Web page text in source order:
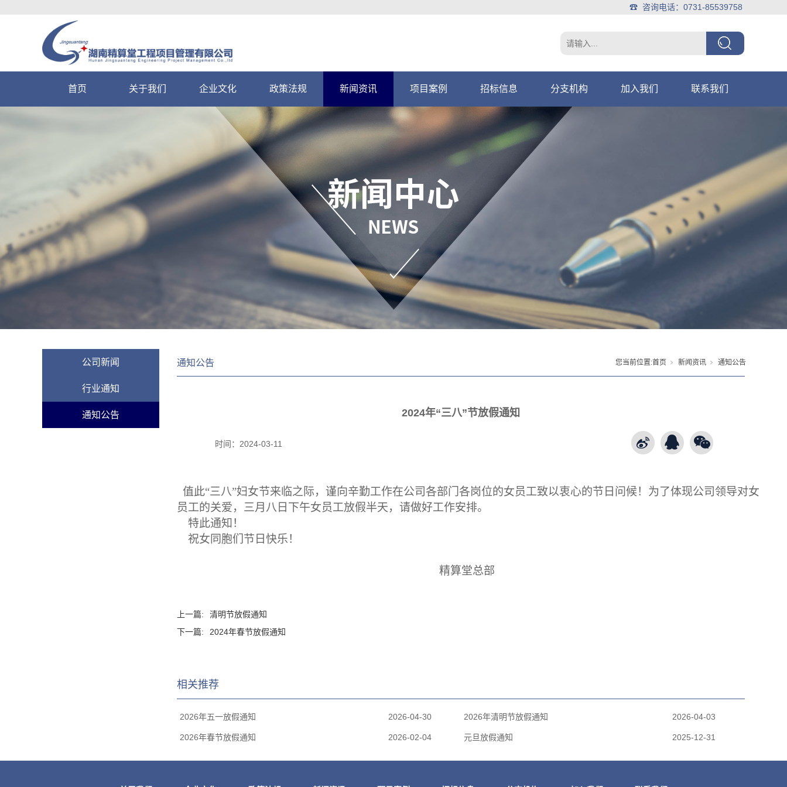
☎ 咨询电话：0731-85539758
首页 关于我们 企业文化 政策法规 新闻资讯 项目案例 招标信息 分支机构 加入我们 联系我们
公司新闻
行业通知
通知公告
通知公告 您当前位置:首页 新闻资讯 通知公告
2024年“三八”节放假通知
时间： 2024-03-11
值此“三八”妇女节来临之际，谨向辛勤工作在公司各部门各岗位的女员工致以衷心的节日问候！为了体现公司领导对女
员工的关爱，三月八日下午女员工放假半天，请做好工作安排。
特此通知！
祝女同胞们节日快乐！
精算堂总部
上一篇:
清明节放假通知
下一篇:
2024年春节放假通知
相关推荐
2026年五一放假通知 2026-04-30 2026年清明节放假通知 2026-04-03
2026年春节放假通知 2026-02-04 元旦放假通知 2025-12-31